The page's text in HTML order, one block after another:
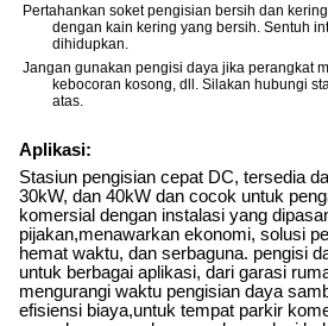
Pertahankan soket pengisian bersih dan
dengan kain kering yang bersih. Sentuh
dihidupkan.
Jangan gunakan pengisi daya jika perangkat
kebocoran kosong, dll. Silakan hubungi
atas.
Aplikasi:
Stasiun pengisian cepat DC, tersedia
30kW, dan 40kW dan cocok untuk
komersial dengan instalasi yang
pijakan,menawarkan ekonomi, solusi
hemat waktu, dan serbaguna. pengisi
untuk berbagai aplikasi, dari garasi
mengurangi waktu pengisian daya
efisiensi biaya,untuk tempat parkir